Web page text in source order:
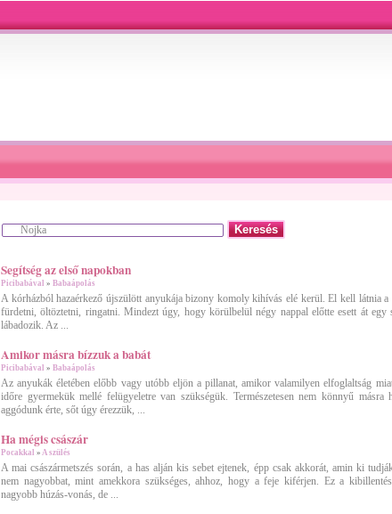
Keresés
Segítség az első napokban
Picibabával » Babaápolás
A kórházból hazaérkező újszülött anyukája bizony komoly kihívás elé kerül. El kell látnia a
fürdetni, öltöztetni, ringatni. Mindezt úgy, hogy körülbelül négy nappal előtte esett át egy
lábadozik. Az ...
Amikor másra bízzuk a babát
Picibabával » Babaápolás
Az anyukák életében előbb vagy utóbb eljön a pillanat, amikor valamilyen elfoglaltság
időre gyermekük mellé felügyeletre van szükségük. Természetesen nem könnyű
aggódunk érte, sőt úgy érezzük, ...
Ha mégis császár
Pocakkal » A szülés
A mai császármetszés során, a has alján kis sebet ejtenek, épp csak akkorát, amin ki
nem nagyobbat, mint amekkora szükséges, ahhoz, hogy a feje kiférjen. Ez a
nagyobb húzás-vonás, de ...